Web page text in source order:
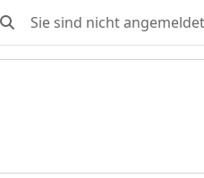
Sucheingabe umschalten
Sie sind nicht